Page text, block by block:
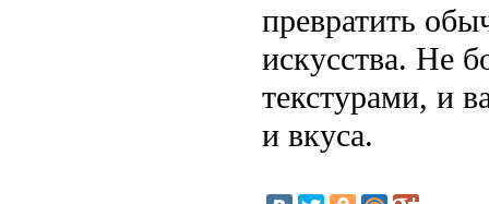
превратить
искусства. Не
текстурами, и
и вкуса.